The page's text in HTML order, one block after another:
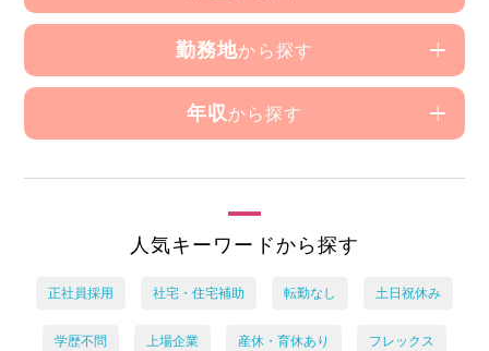
勤務地から探す
年収から探す
人気キーワードから探す
正社員採用 社宅・住宅補助 転勤なし 土日祝休み
学歴不問 上場企業 産休・育休あり フレックス